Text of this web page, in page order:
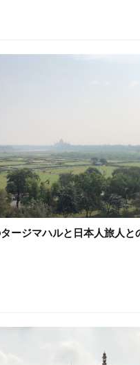
ージマハルと日本人旅人と